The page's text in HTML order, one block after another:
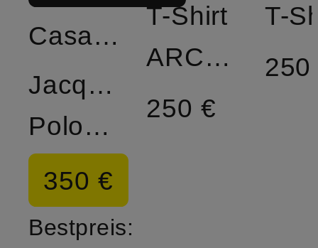
Casablanca
Jacquard-
Poloshirt
350 €
Bestpreis:
T-Shirt
ARCHES
250 €
T-
250